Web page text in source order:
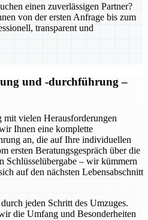
einen zuverlässigen Partner?
von der ersten Anfrage bis zum
transparent und
und -durchführung –
mit vielen Herausforderungen
Ihnen eine komplette
an, die auf Ihre individuellen
ersten Beratungsgespräch über die
Schlüsselübergabe – wir kümmern
auf den nächsten Lebensabschnitt
jeden Schritt des Umzuges.
die Umfang und Besonderheiten